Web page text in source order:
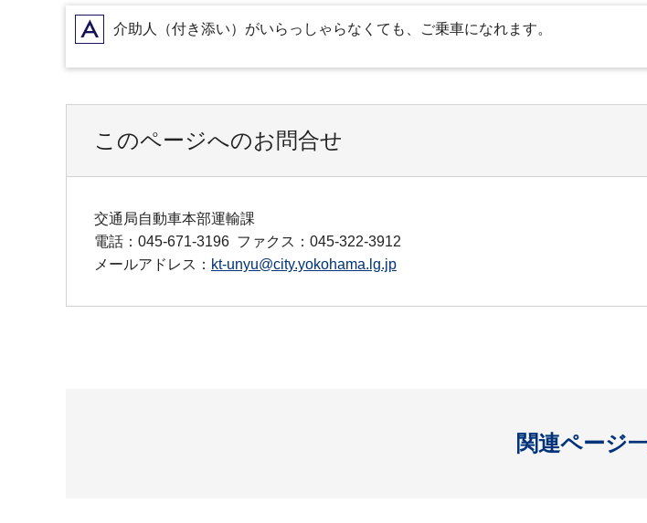
A介助人（付き添い）がいらっしゃらなくても、ご乗車になれます。
このページへのお問合せ
交通局自動車本部運輸課
電話：045-671-3196 ファクス：045-322-3912
メールアドレス： kt-unyu@city.yokohama.lg.jp
関連ページ
開